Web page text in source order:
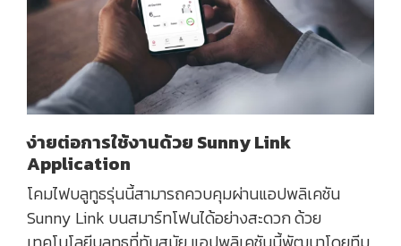
ง่ายต่อการใช้งานด้วย Sunny Link
Application
โคมไฟบลูทูธรุ่นนี้สามารถควบคุมผ่านแอปพลิเคชัน
Sunny Link บนสมาร์ทโฟนได้อย่างสะดวก ด้วย